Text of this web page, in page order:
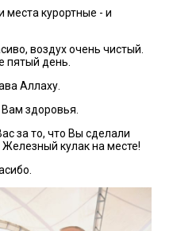
места курортные - и
воздух очень чистый.
пятый день.
Аллаху.
здоровья.
за то, что Вы сделали
кулак на месте!